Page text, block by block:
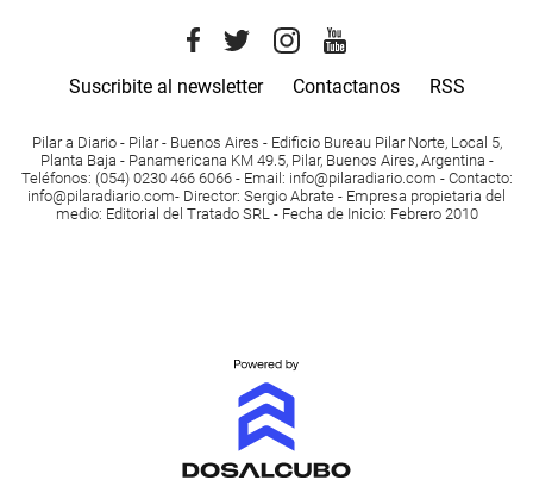
Suscribite al newsletter Contactanos RSS
Pilar a Diario - Pilar - Buenos Aires - Edificio Bureau Pilar Norte, Local 5,
Planta Baja - Panamericana KM 49.5, Pilar, Buenos Aires, Argentina -
Teléfonos: (054) 0230 466 6066 - Email: info@pilaradiario.com - Contacto:
info@pilaradiario.com- Director: Sergio Abrate - Empresa propietaria del
medio: Editorial del Tratado SRL - Fecha de Inicio: Febrero 2010